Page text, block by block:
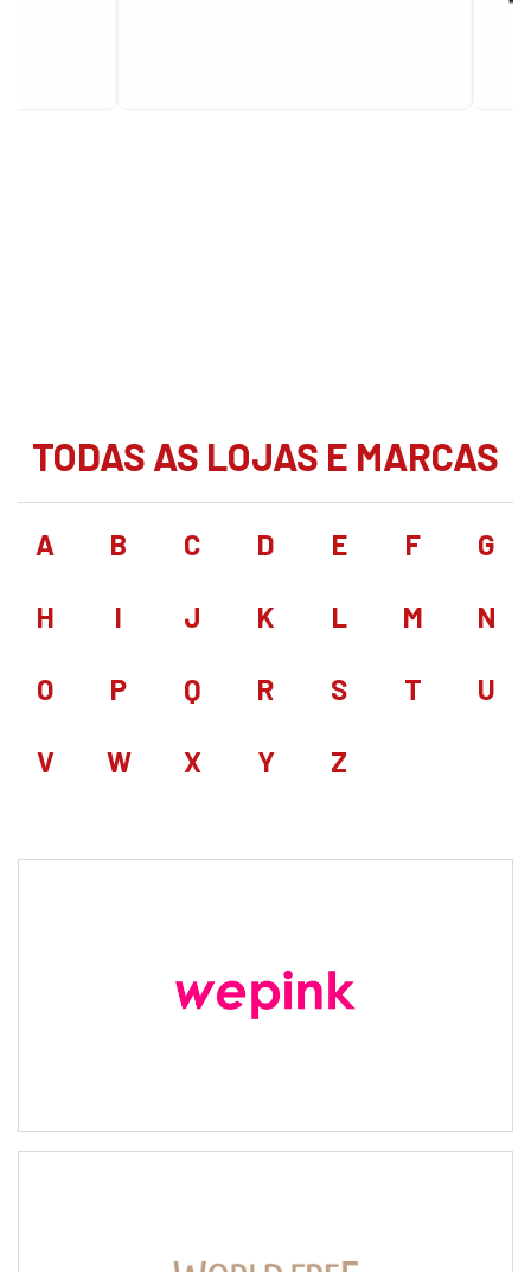
TODAS AS LOJAS E MARCAS
A B C D E F G
H I J K L M N
O P Q R S T U
V W X Y Z